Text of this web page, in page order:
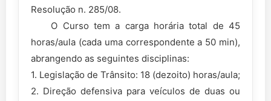
Resolução n. 285/08.
O Curso tem a carga horária total de 45
horas/aula (cada uma correspondente a 50 min),
abrangendo as seguintes disciplinas:
1. Legislação de Trânsito: 18 (dezoito) horas/aula;
2. Direção defensiva para veículos de duas ou